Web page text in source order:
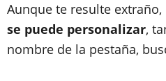
Aunque te resulte
se puede personalizar,
nombre de la pestaña,